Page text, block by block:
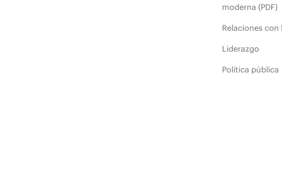
moderna (PDF)
Relaciones con
Liderazgo
Política pública